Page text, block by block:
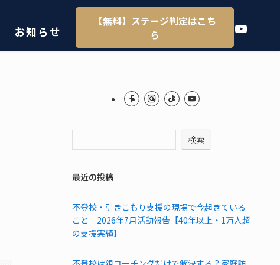
お知らせ
【無料】ステージ判定はこち
ら
YouTube
検索
最近の投稿
不登校・引きこもり支援の現場で今起きている
こと｜2026年7月活動報告【40年以上・1万人超
の支援実績】